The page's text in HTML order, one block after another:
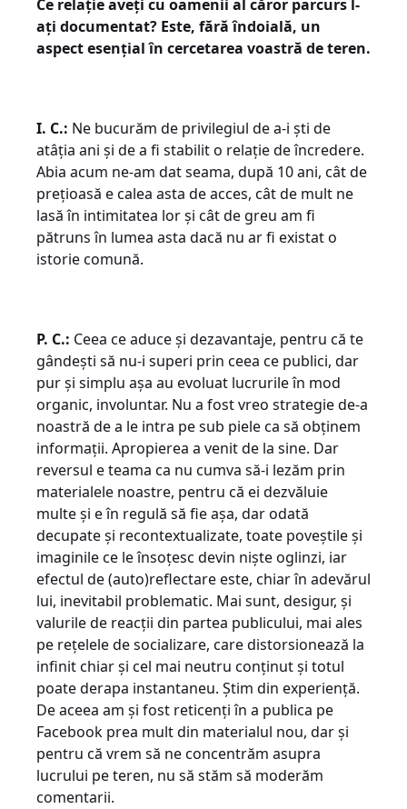
Ce relație aveți cu oamenii al căror parcurs l-
ați documentat? Este, fără îndoială, un
aspect esențial în cercetarea voastră de teren.
I. C.: Ne bucurăm de privilegiul de a-i ști de
atâția ani și de a fi stabilit o relație de încredere.
Abia acum ne-am dat seama, după 10 ani, cât de
prețioasă e calea asta de acces, cât de mult ne
lasă în intimitatea lor și cât de greu am fi
pătruns în lumea asta dacă nu ar fi existat o
istorie comună.
P. C.: Ceea ce aduce și dezavantaje, pentru că te
gândești să nu-i superi prin ceea ce publici, dar
pur și simplu așa au evoluat lucrurile în mod
organic, involuntar. Nu a fost vreo strategie de-a
noastră de a le intra pe sub piele ca să obținem
informații. Apropierea a venit de la sine. Dar
reversul e teama ca nu cumva să-i lezăm prin
materialele noastre, pentru că ei dezvăluie
multe și e în regulă să fie așa, dar odată
decupate și recontextualizate, toate poveștile și
imaginile ce le însoțesc devin niște oglinzi, iar
efectul de (auto)reflectare este, chiar în adevărul
lui, inevitabil problematic. Mai sunt, desigur, și
valurile de reacții din partea publicului, mai ales
pe rețelele de socializare, care distorsionează la
infinit chiar și cel mai neutru conținut și totul
poate derapa instantaneu. Știm din experiență.
De aceea am și fost reticenți în a publica pe
Facebook prea mult din materialul nou, dar și
pentru că vrem să ne concentrăm asupra
lucrului pe teren, nu să stăm să moderăm
comentarii.